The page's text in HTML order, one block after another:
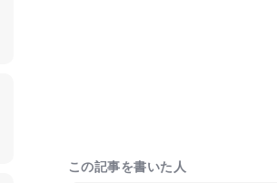
この記事を書いた人